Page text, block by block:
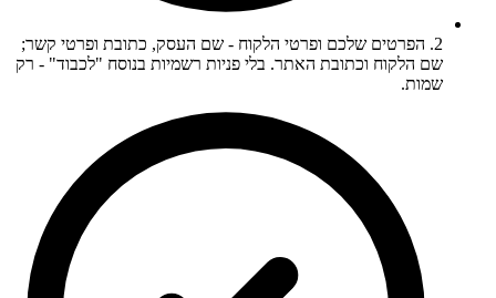
2. הפרטים שלכם ופרטי הלקוח - שם העסק, כתובת ופרטי קשר;
שם הלקוח וכתובת האתר. בלי פניות רשמיות בנוסח "לכבוד" - רק
שמות.